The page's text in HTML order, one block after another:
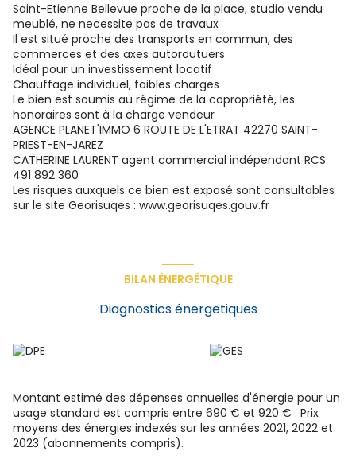
Saint-Etienne Bellevue proche de la place, studio vendu
meublé, ne necessite pas de travaux
Il est situé proche des transports en commun, des
commerces et des axes autoroutuers
Idéal pour un investissement locatif
Chauffage individuel, faibles charges
Le bien est soumis au régime de la copropriété, les
honoraires sont à la charge vendeur
AGENCE PLANET'IMMO 6 ROUTE DE L'ETRAT 42270 SAINT-
PRIEST-EN-JAREZ
CATHERINE LAURENT agent commercial indépendant RCS
491 892 360
Les risques auxquels ce bien est exposé sont consultables
sur le site Georisuqes : www.georisuqes.gouv.fr
BILAN ÉNERGÉTIQUE
Diagnostics énergetiques
Montant estimé des dépenses annuelles d'énergie pour un
usage standard est compris entre 690 € et 920 € . Prix
moyens des énergies indexés sur les années 2021, 2022 et
2023 (abonnements compris).